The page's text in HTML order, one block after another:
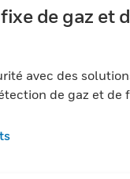
de gaz et
avec des
de gaz et de